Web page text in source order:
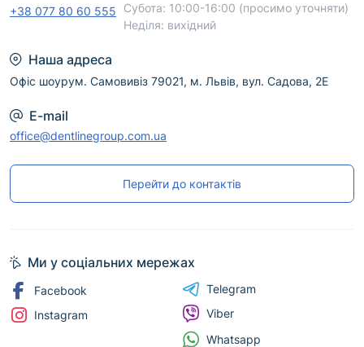
+38 077 80 60 555
Субота: 10:00-16:00 (просимо уточняти)
Неділя: вихідний
Наша адреса
Офіс шоурум. Самовивіз 79021, м. Львів, вул. Садова, 2Е
E-mail
office@dentlinegroup.com.ua
Перейти до контактів
Ми у соціальних мережах
Facebook
Instagram
Telegram
Viber
Whatsapp